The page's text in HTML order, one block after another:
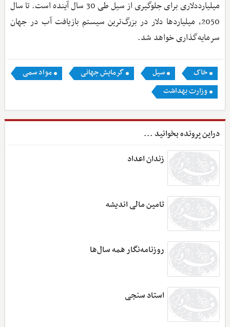
میلیارددلاری برای جلوگیری از سیل طی 30 سال آینده است. تا سال
2050، میلیاردها دلار در بزرگ‌ترین سیستم بازیافت آب در جهان
سرمایه‌گذاری خواهد شد.
خاک سیل گرمایش جهانی
مواد سمی
وزارت بهداشت
دراین پرونده بخوانید ...
زندان اعداد
تامین مالی اندیشه
روزنامه‌نگار همه سال‌ها
استاد سنجی